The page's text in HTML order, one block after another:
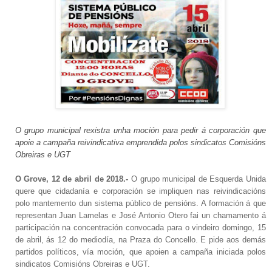
O grupo municipal rexistra unha moción para pedir á corporación que
apoie a campaña reivindicativa emprendida polos sindicatos Comisións
Obreiras e UGT
O Grove, 12 de abril de 2018.- O grupo municipal de Esquerda Unida
quere que cidadanía e corporación se impliquen nas reivindicacións
polo mantemento dun sistema público de pensións. A formación á que
representan Juan Lamelas e José Antonio Otero fai un chamamento á
participación na concentración convocada para o vindeiro domingo, 15
de abril, ás 12 do mediodía, na Praza do Concello. E pide aos demás
partidos políticos, vía moción, que apoien a campaña iniciada polos
sindicatos Comisións Obreiras e UGT.